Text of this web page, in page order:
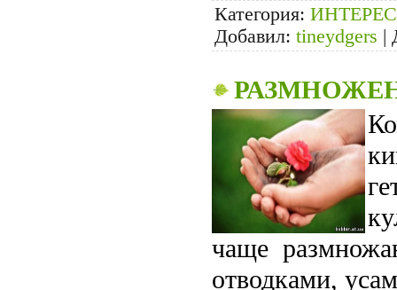
Категория:
Добавил: tineydgers |
чаще
отводками,